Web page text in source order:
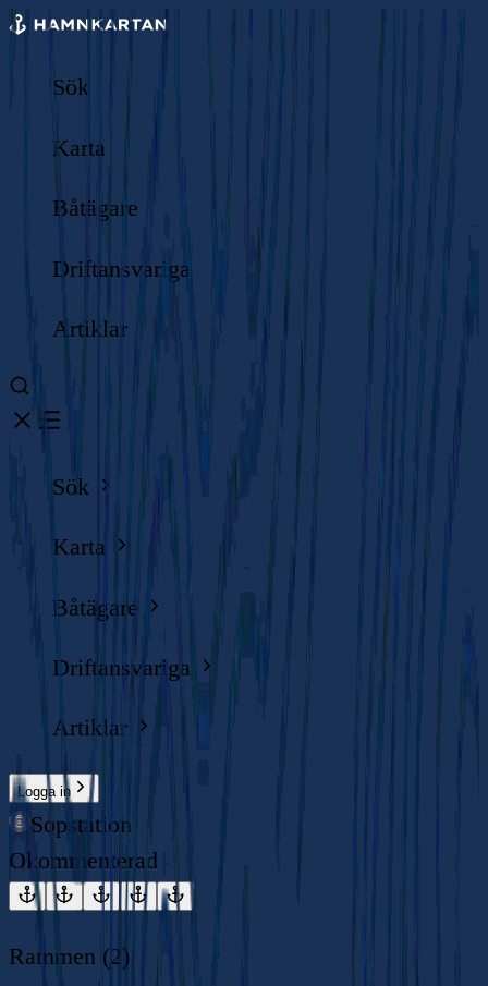
Sök
Karta
Båtägare
Driftansvariga
Artiklar
Sök
Karta
Båtägare
Driftansvariga
Artiklar
Logga in
Sopstation
Okommenterad
Rammen (2)